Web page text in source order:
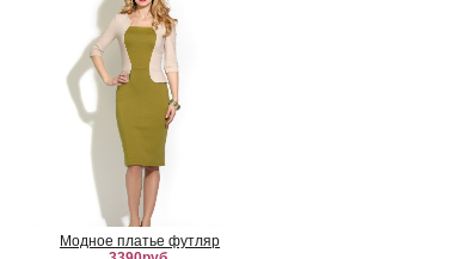
Модное платье футляр